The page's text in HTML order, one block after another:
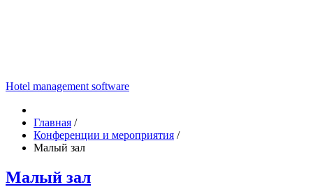
Hotel management software
Главная /
Конференции и мероприятия /
Малый зал
Малый зал